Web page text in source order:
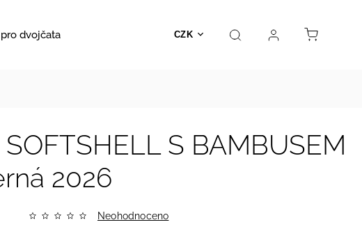
CZK
dvojčata Hračky Prodejna Kontakt
S BAMBUSEM
2026
Neohodnoceno